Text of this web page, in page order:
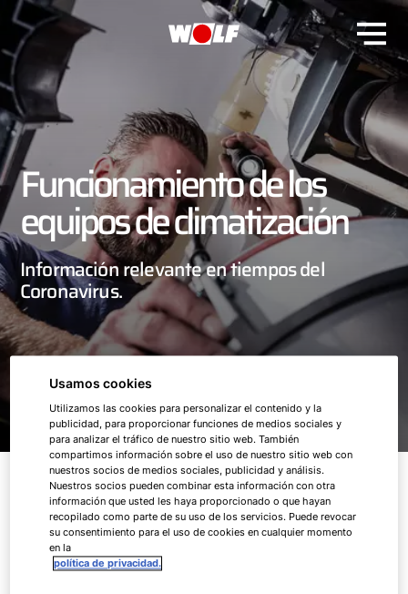
Funcionamiento de los
equipos de climatización
Información relevante en tiempos del
Coronavirus.
Con el trasfondo de la pandemia del
coronavirus, los profesionales de sistemas
de ventilación y climatización se enfrentan
actualmente con frecuencia a cuestiones
relacionadas con el funcionamiento y el
Usamos cookies
Utilizamos las cookies para personalizar el contenido y la
publicidad, para proporcionar funciones de medios sociales y
para analizar el tráfico de nuestro sitio web. También
compartimos información sobre el uso de nuestro sitio web con
nuestros socios de medios sociales, publicidad y análisis.
Nuestros socios pueden combinar esta información con otra
información que usted les haya proporcionado o que hayan
recopilado como parte de su uso de los servicios. Puede revocar
su consentimiento para el uso de cookies en cualquier momento
en la
política de privacidad.